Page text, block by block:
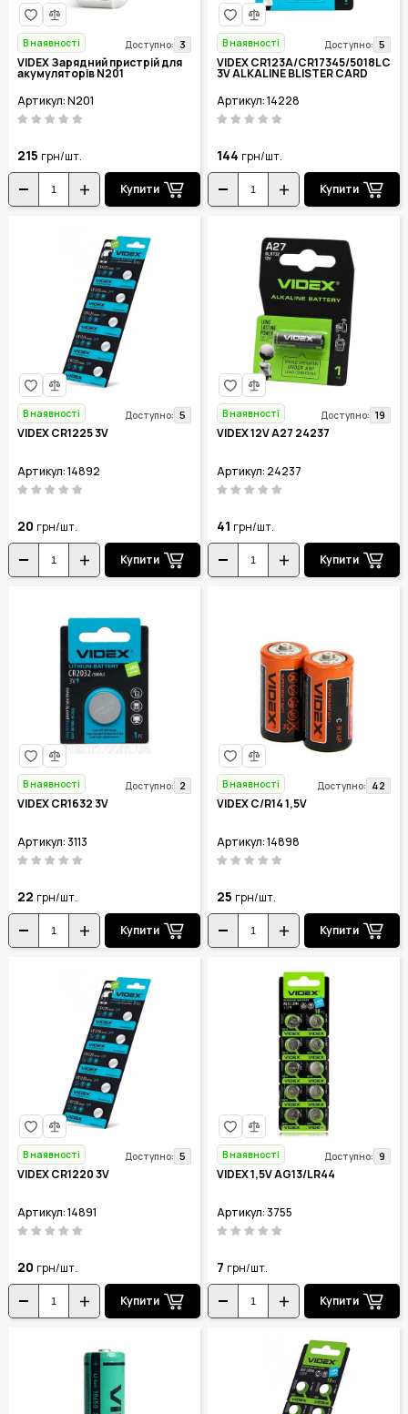
В наявності Доступно: 3
VIDEX Зарядний пристрій для
акумуляторів N201
Артикул: N201
215 грн/шт.
Купити
В наявності Доступно: 5
VIDEX CR123A/CR17345/5018LC
3V ALKALINE BLISTER CARD
Артикул: 14228
144 грн/шт.
Купити
В наявності Доступно: 5
VIDEX CR1225 3V
Артикул: 14892
20 грн/шт.
Купити
В наявності Доступно: 19
VIDEX 12V A27 24237
Артикул: 24237
41 грн/шт.
Купити
В наявності Доступно: 2
VIDEX CR1632 3V
Артикул: 3113
22 грн/шт.
Купити
В наявності Доступно: 42
VIDEX C/R14 1,5V
Артикул: 14898
25 грн/шт.
Купити
В наявності Доступно: 5
VIDEX CR1220 3V
Артикул: 14891
20 грн/шт.
Купити
В наявності Доступно: 9
VIDEX 1,5V AG13/LR44
Артикул: 3755
7 грн/шт.
Купити